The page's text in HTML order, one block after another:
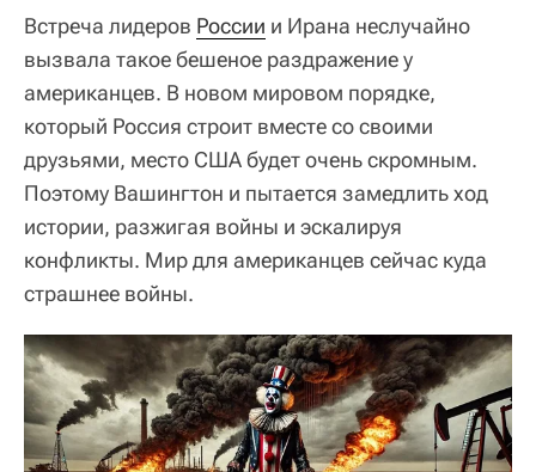
Встреча лидеров России и Ирана неслучайно
вызвала такое бешеное раздражение у
американцев. В новом мировом порядке,
который Россия строит вместе со своими
друзьями, место США будет очень скромным.
Поэтому Вашингтон и пытается замедлить ход
истории, разжигая войны и эскалируя
конфликты. Мир для американцев сейчас куда
страшнее войны.